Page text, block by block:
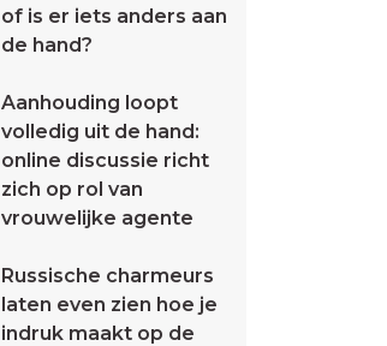
of is er iets anders aan
de hand?
Aanhouding loopt
volledig uit de hand:
online discussie richt
zich op rol van
vrouwelijke agente
Russische charmeurs
laten even zien hoe je
indruk maakt op de